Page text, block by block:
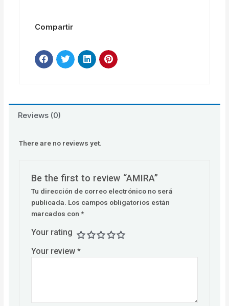
Compartir
Reviews (0)
There are no reviews yet.
Be the first to review “AMIRA”
Tu dirección de correo electrónico no será
publicada. Los campos obligatorios están
marcados con*
Your rating
Your review*